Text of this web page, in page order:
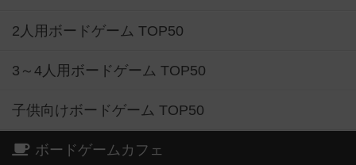
2人用ボードゲーム TOP50
3～4人用ボードゲーム TOP50
子供向けボードゲーム TOP50
ボードゲームカフェ